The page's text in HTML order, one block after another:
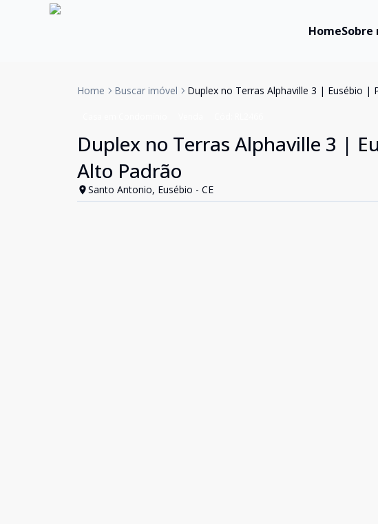
HomeSobre
Home Buscar imóvel Duplex no Terras Alphaville 3 | Eusébio
Duplex no Terras Alphaville 3 |
Alto Padrão
Santo Antonio, Eusébio - CE